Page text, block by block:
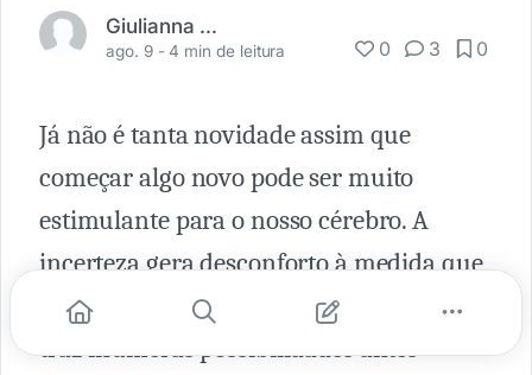
Giulianna Gomes
ago. 9 -4 min de leitura 0 3 0
Já não é tanta novidade assim que
começar algo novo pode ser muito
estimulante para o nosso cérebro. A
incerteza gera desconforto à medida que
sair das nossas zonas de conforto nos
traz inúmeras possibilidades antes